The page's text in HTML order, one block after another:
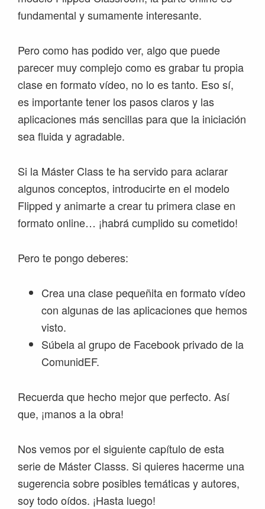
fundamental y sumamente interesante.
Pero como has podido ver, algo que puede
parecer muy complejo como es grabar tu propia
clase en formato vídeo, no lo es tanto. Eso sí,
es importante tener los pasos claros y las
aplicaciones más sencillas para que la iniciación
sea fluida y agradable.
Si la Máster Class te ha servido para aclarar
algunos conceptos, introducirte en el modelo
Flipped y animarte a crear tu primera clase en
formato online… ¡habrá cumplido su cometido!
Pero te pongo deberes:
Crea una clase pequeñita en formato vídeo
con algunas de las aplicaciones que hemos
visto.
Súbela al grupo de Facebook privado de la
ComunidEF.
Recuerda que hecho mejor que perfecto. Así
que, ¡manos a la obra!
Nos vemos por el siguiente capítulo de esta
serie de Máster Classs. Si quieres hacerme una
sugerencia sobre posibles temáticas y autores,
soy todo oídos. ¡Hasta luego!